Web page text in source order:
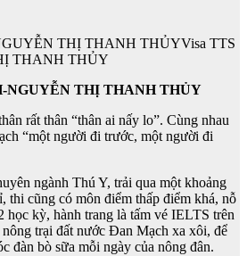
Visa TTS
THANH THỦY
NGUYỄN THỊ THANH THỦY
rất thân “thân ai nấy lo”. Cùng nhau
“một người đi trước, một người đi
ngành Thú Y, trải qua một khoảng
thi cũng có môn điểm thấp điểm khá, nỗ
học kỳ, hành trang là tấm vé IELTS trên
trại đất nước Đan Mạch xa xôi, để
đàn bò sữa mỗi ngày của nông đân.